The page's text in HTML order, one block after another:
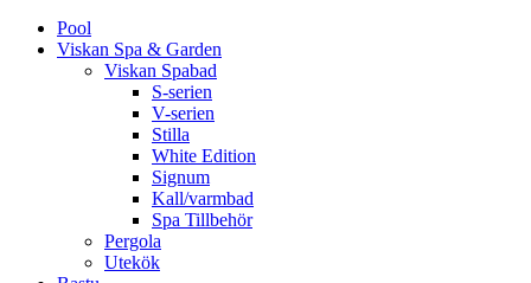
Pool
Viskan Spa & Garden
Viskan Spabad
S-serien
V-serien
Stilla
White Edition
Signum
Kall/varmbad
Spa Tillbehör
Pergola
Utekök